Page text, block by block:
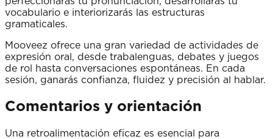
vocabulario e interiorizarás las estructuras
gramaticales.
Mooveez ofrece una gran variedad de actividades de
expresión oral, desde trabalenguas, debates y juegos
de rol hasta conversaciones espontáneas. En cada
sesión, ganarás confianza, fluidez y precisión al hablar.
Comentarios y orientación
Una retroalimentación eficaz es esencial para